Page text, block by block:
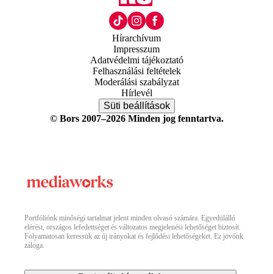
Hírarchívum
Impresszum
Adatvédelmi tájékoztató
Felhasználási feltételek
Moderálási szabályzat
Hírlevél
Süti beállítások
© Bors 2007–2026 Minden jog fenntartva.
Portfóliónk minőségi tartalmat jelent minden olvasó számára. Egyedülálló
elérést, országos lefedettséget és változatos megjelenési lehetőséget biztosít.
Folyamatosan keressük az új irányokat és fejlődési lehetőségeket. Ez jövőnk
záloga.